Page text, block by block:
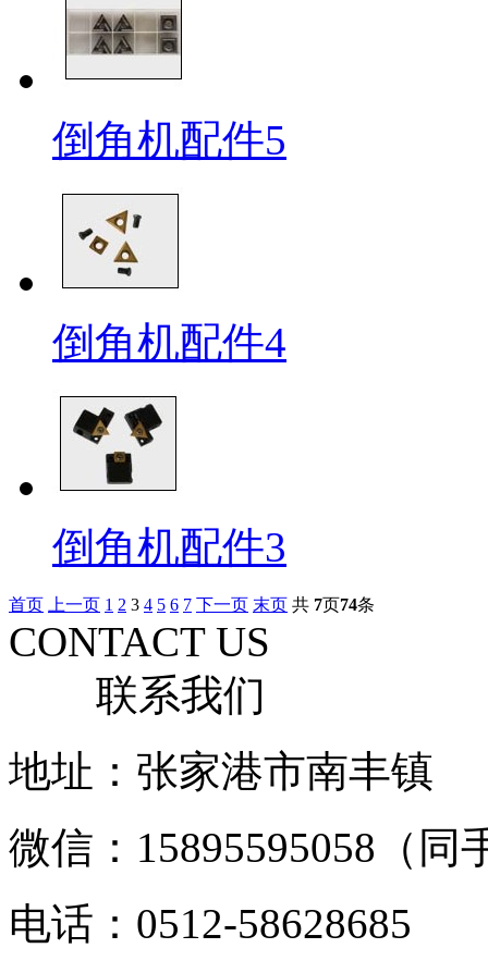
倒角机配件5
倒角机配件4
倒角机配件3
首页 上一页 1 2 3 4 5 6 7 下一页 末页 共 7页74条
CONTACT US
联系我们
地址：张家港市南丰镇
微信：15895595058（同
电话：0512-58628685